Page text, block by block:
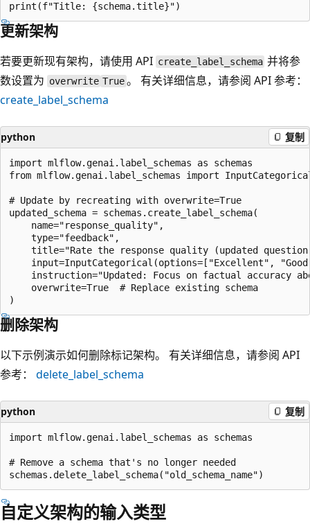
更新架构
若要更新现有架构，请使用 API create_label_schema 并将参
数设置为 overwrite True。 有关详细信息，请参阅 API 参考：
create_label_schema
python 复制
import mlflow.genai.label_schemas as schemas
from mlflow.genai.label_schemas import
# Update by recreating with overwrite=True
updated_schema = schemas.create_label_schema(
    name="response_quality",
    type="feedback",
title="Rate the response quality (updated
input=InputCategorical(options=["Excellent",
instruction="Updated: Focus on factual accuracy
    overwrite=True  # Replace existing schema
删除架构
以下示例演示如何删除标记架构。 有关详细信息，请参阅 API
参考： delete_label_schema
python 复制
import mlflow.genai.label_schemas as schemas
# Remove a schema that's no longer needed
自定义架构的输入类型